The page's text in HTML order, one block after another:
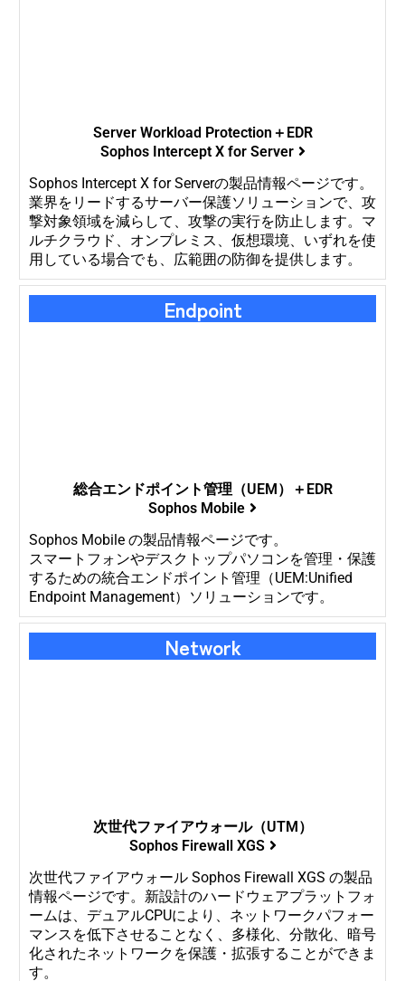
Server Workload Protection＋EDR
Sophos Intercept X for Server
Sophos Intercept X for Serverの製品情報ページです。
業界をリードするサーバー保護ソリューションで、攻
撃対象領域を減らして、攻撃の実行を防止します。マ
ルチクラウド、オンプレミス、仮想環境、いずれを使
用している場合でも、広範囲の防御を提供します。
Endpoint
総合エンドポイント管理（UEM）＋EDR
Sophos Mobile
Sophos Mobile の製品情報ページです。
スマートフォンやデスクトップパソコンを管理・保護
するための統合エンドポイント管理（UEM:Unified
Endpoint Management）ソリューションです。
Network
次世代ファイアウォール（UTM）
Sophos Firewall XGS
次世代ファイアウォール Sophos Firewall XGS の製品
情報ページです。新設計のハードウェアプラットフォ
ームは、デュアルCPUにより、ネットワークパフォー
マンスを低下させることなく、多様化、分散化、暗号
化されたネットワークを保護・拡張することができま
す。